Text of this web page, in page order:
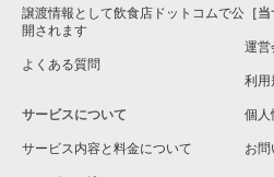
和泉市の飲食店の居抜き売却物件の
池田市の飲食店の居抜き売却物件の
大阪市大正区の飲食店の居抜き売却
譲渡情報として飲食店ドットコムで公
開されます
よくある質問
サービスについて
サービス内容と料金について
［
運営
利用
個人
お